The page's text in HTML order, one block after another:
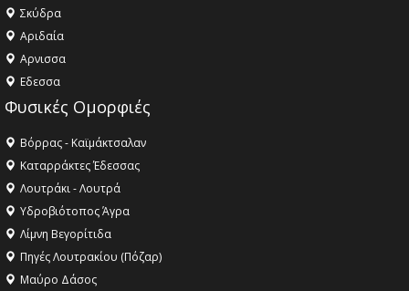
Σκύδρα
Αριδαία
Aρνισσα
Eδεσσα
Φυσικές Ομορφιές
Βόρρας - Καϊμάκτσαλαν
Καταρράκτες Έδεσσας
Λουτράκι - Λουτρά
Υδροβιότοπος Άγρα
Λίμνη Βεγορίτιδα
Πηγές Λουτρακίου (Πόζαρ)
Μαύρο Δάσος